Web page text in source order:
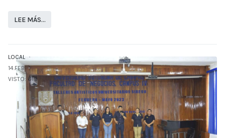
LEE MÁS…
LOCAL
14.FEB
VISTO: 619